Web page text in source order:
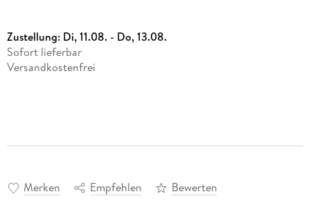
Zustellung: Di, 11.08. - Do, 13.08.
Sofort lieferbar
Versandkostenfrei
Merken Empfehlen Bewerten